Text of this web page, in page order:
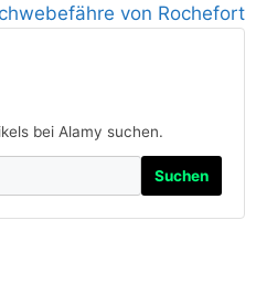
von Rochefort
bei Alamy suchen.
Suchen